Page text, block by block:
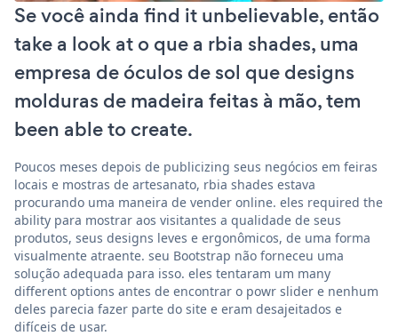
Se você ainda find it unbelievable, então
take a look at o que a rbia shades, uma
empresa de óculos de sol que designs
molduras de madeira feitas à mão, tem
been able to create.
Poucos meses depois de publicizing seus negócios em feiras
locais e mostras de artesanato, rbia shades estava
procurando uma maneira de vender online. eles required the
ability para mostrar aos visitantes a qualidade de seus
produtos, seus designs leves e ergonômicos, de uma forma
visualmente atraente. seu Bootstrap não forneceu uma
solução adequada para isso. eles tentaram um many
different options antes de encontrar o powr slider e nenhum
deles parecia fazer parte do site e eram desajeitados e
difíceis de usar.